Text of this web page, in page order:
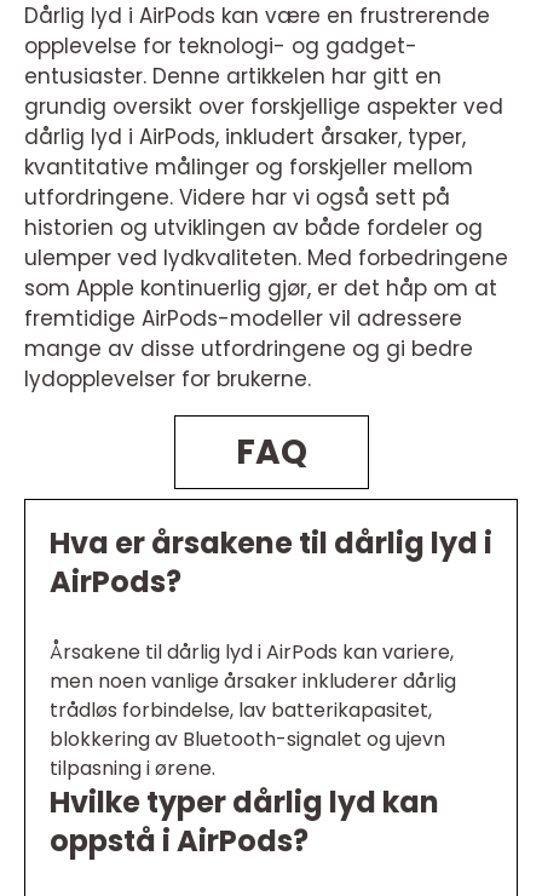
Dårlig lyd i AirPods kan være en frustrerende
opplevelse for teknologi- og gadget-
entusiaster. Denne artikkelen har gitt en
grundig oversikt over forskjellige aspekter ved
dårlig lyd i AirPods, inkludert årsaker, typer,
kvantitative målinger og forskjeller mellom
utfordringene. Videre har vi også sett på
historien og utviklingen av både fordeler og
ulemper ved lydkvaliteten. Med forbedringene
som Apple kontinuerlig gjør, er det håp om at
fremtidige AirPods-modeller vil adressere
mange av disse utfordringene og gi bedre
lydopplevelser for brukerne.
FAQ
Hva er årsakene til dårlig lyd i
AirPods?
Årsakene til dårlig lyd i AirPods kan variere,
men noen vanlige årsaker inkluderer dårlig
trådløs forbindelse, lav batterikapasitet,
blokkering av Bluetooth-signalet og ujevn
tilpasning i ørene.
Hvilke typer dårlig lyd kan
oppstå i AirPods?